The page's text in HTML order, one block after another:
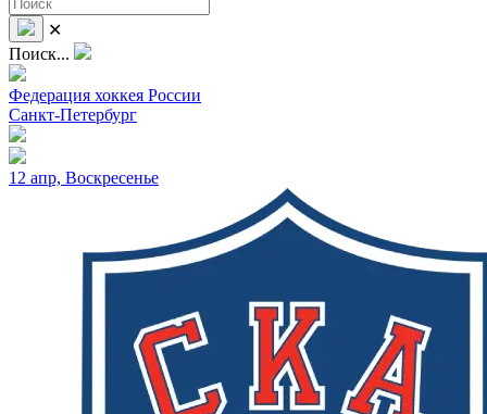
✕
Поиск...
Федерация хоккея России
Санкт-Петербург
12 апр, Воскресенье